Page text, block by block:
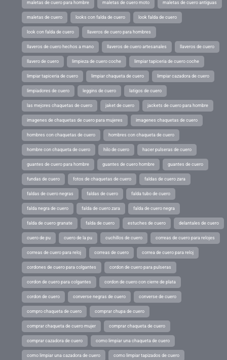
maletas de cuero para hombre maletas de cuero moto maletas de cuero antiguas
maletas de cuero looks con falda de cuero look falda de cuero
look con falda de cuero llaveros de cuero para hombres
llaveros de cuero hechos a mano llaveros de cuero artesanales llaveros de cuero
llavero de cuero limpieza de cuero coche limpiar tapiceria de cuero coche
limpiar tapiceria de cuero limpiar chaqueta de cuero limpiar cazadora de cuero
limpiadores de cuero leggins de cuero latigos de cuero
las mejores chaquetas de cuero jaket de cuero jackets de cuero para hombre
imagenes de chaquetas de cuero para mujeres imagenes chaquetas de cuero
hombres con chaquetas de cuero hombres con chaqueta de cuero
hombre con chaqueta de cuero hilo de cuero hacer pulseras de cuero
guantes de cuero para hombre guantes de cuero hombre guantes de cuero
fundas de cuero fotos de chaquetas de cuero faldas de cuero zara
faldas de cuero negras faldas de cuero falda tubo de cuero
falda negra de cuero falda de cuero zara falda de cuero negra
falda de cuero granate falda de cuero estuches de cuero delantales de cuero
cuero de pu cuero de la pu cuchillos de cuero correas de cuero para relojes
correas de cuero para reloj correas de cuero correa de cuero para reloj
cordones de cuero para colgantes cordon de cuero para pulseras
cordon de cuero para colgantes cordon de cuero con cierre de plata
cordon de cuero converse negras de cuero converse de cuero
compro chaqueta de cuero comprar chupa de cuero
comprar chaqueta de cuero mujer comprar chaqueta de cuero
comprar cazadora de cuero como limpiar una chaqueta de cuero
como limpiar una cazadora de cuero como limpiar tapizados de cuero